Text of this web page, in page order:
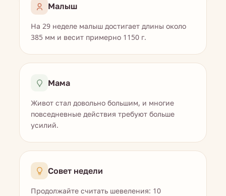
Малыш
На 29 неделе малыш достигает длины около
385 мм и весит примерно 1150 г.
Мама
Живот стал довольно большим, и многие
повседневные действия требуют больше
усилий.
Совет недели
Продолжайте считать шевеления: 10